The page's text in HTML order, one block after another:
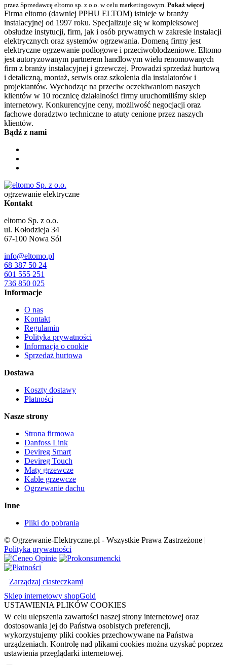
przez Sprzedawcę eltomo sp. z o.o. w celu marketingowym. Pokaż więcej
Firma eltomo (dawniej PPHU ELTOM) istnieje w branży
instalacyjnej od 1997 roku. Specjalizuje się w kompleksowej
obsłudze instytucji, firm, jak i osób prywatnych w zakresie instalacji
elektrycznych oraz systemów ogrzewania. Domeną firmy jest
elektryczne ogrzewanie podłogowe i przeciwoblodzeniowe. Eltomo
jest autoryzowanym partnerem handlowym wielu renomowanych
firm z branży instalacyjnej i grzewczej. Prowadzi sprzedaż hurtową
i detaliczną, montaż, serwis oraz szkolenia dla instalatorów i
projektantów. Wychodząc na przeciw oczekiwaniom naszych
klientów w 10 rocznicę działalności firmy uruchomiliśmy sklep
internetowy. Konkurencyjne ceny, możliwość negocjacji oraz
fachowe doradztwo techniczne to atuty cenione przez naszych
klientów.
Bądź z nami
ogrzewanie elektryczne
Kontakt
eltomo Sp. z o.o.
ul. Kołodzieja 34
67-100 Nowa Sól
info@eltomo.pl
68 387 50 24
601 555 251
736 850 025
Informacje
O nas
Kontakt
Regulamin
Polityka prywatności
Informacja o cookie
Sprzedaż hurtowa
Dostawa
Koszty dostawy
Płatności
Nasze strony
Strona firmowa
Danfoss Link
Devireg Smart
Devireg Touch
Maty grzewcze
Kable grzewcze
Ogrzewanie dachu
Inne
Pliki do pobrania
© Ogrzewanie-Elektryczne.pl - Wszystkie Prawa Zastrzeżone |
Polityka prywatności
Zarządzaj ciasteczkami
Sklep internetowy shopGold
USTAWIENIA PLIKÓW COOKIES
W celu ulepszenia zawartości naszej strony internetowej oraz
dostosowania jej do Państwa osobistych preferencji,
wykorzystujemy pliki cookies przechowywane na Państwa
urządzeniach. Kontrolę nad plikami cookies można uzyskać poprzez
ustawienia przeglądarki internetowej.